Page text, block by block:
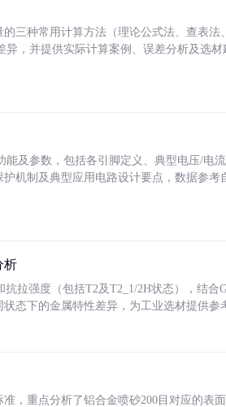
三种常用计算方法（理论公式法、查表
异，并提供实际计算案例、误差分析及选
能及参数，包括各引脚定义、典型电压/电
机制及典型应用电路设计要点，数据参考
析
拉强度（包括T2及T2_1/2H状态），结合
态下的金属特性差异，为工业选材提供参
，重点分析了铝合金喷砂200目对应的表